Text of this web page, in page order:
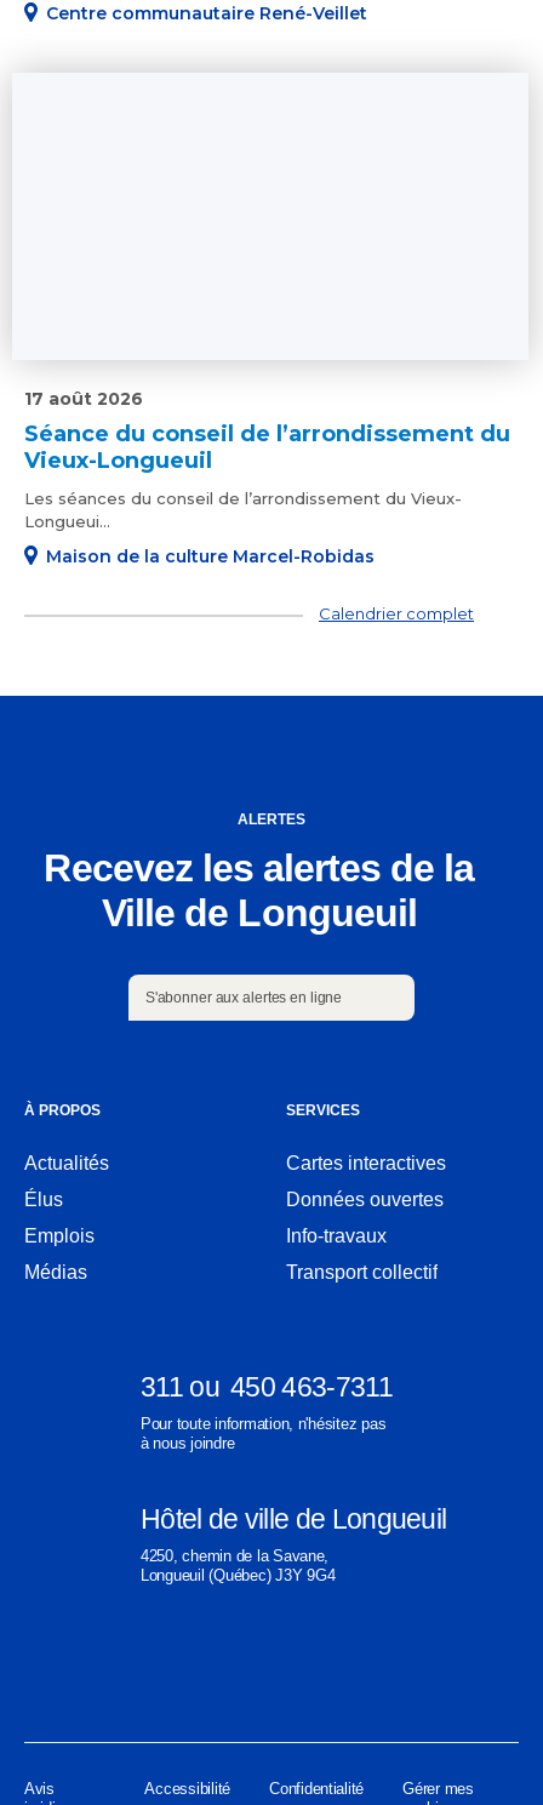
Centre communautaire René-Veillet
Séance du conseil de l’arrondissement du
Vieux-Longueuil
17 août 2026
Les séances du conseil de l’arrondissement du Vieux-
Longueui...
Maison de la culture Marcel-Robidas
Calendrier complet
ALERTES
Recevez les alertes de la
Ville de Longueuil
S'abonner aux alertes en ligne
À PROPOS
Actualités
Élus
Emplois
Médias
SERVICES
Cartes interactives
Ouvre
dans
une
nouvelle
Données ouvertes
Ouvre
dans
une
Info-travaux
Transport collectif
311Ouvre
dans
une
fenêtre
ou 450 463-7311
Ouvre
dans
fenêtre
Pour toute information, n'hésitez pas
à nous joindre
Hôtel de ville de Longueuil
Ouvre
dans
4250, chemin de la Savane,
Longueuil (Québec) J3Y 9G4
Avis
Accessibilité Confidentialité
Gérer mes